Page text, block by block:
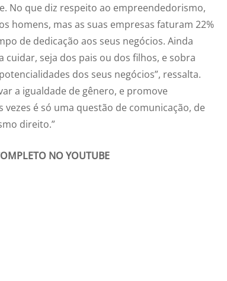
No que diz respeito ao empreendedorismo,
homens, mas as suas empresas faturam 22%
de dedicação aos seus negócios. Ainda
seja dos pais ou dos filhos, e sobra
dos seus negócios”, ressalta.
a igualdade de gênero, e promove
é só uma questão de comunicação, de
direito.”
NO YOUTUBE